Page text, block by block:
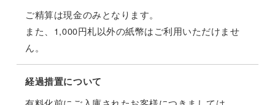
ご精算は現金のみとなります。
また、1,000円札以外の紙幣はご利用いただけませ
ん。
経過措置について